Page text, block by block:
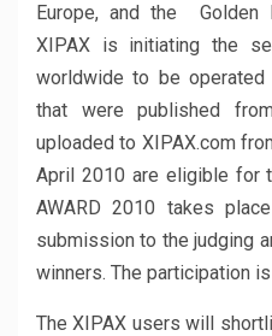
Europe, and the Golden
XIPAX is initiating the
worldwide to be
that were published
uploaded to XIPAX.com
April 2010 are eligible for
AWARD 2010 takes
submission to the judging
winners. The participation
The XIPAX users will